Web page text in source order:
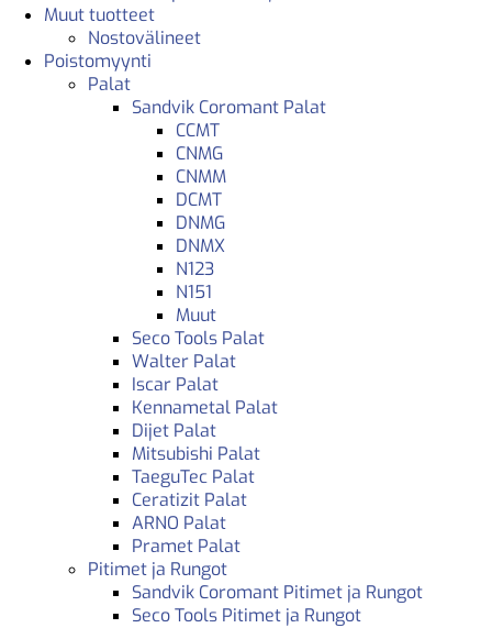
Muut tuotteet
Nostovälineet
Poistomyynti
Palat
Sandvik Coromant Palat
CCMT
CNMG
CNMM
DCMT
DNMG
DNMX
N123
N151
Muut
Seco Tools Palat
Walter Palat
Iscar Palat
Kennametal Palat
Dijet Palat
Mitsubishi Palat
TaeguTec Palat
Ceratizit Palat
ARNO Palat
Pramet Palat
Pitimet ja Rungot
Sandvik Coromant Pitimet ja Rungot
Seco Tools Pitimet ja Rungot